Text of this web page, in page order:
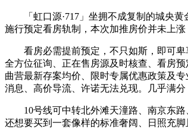
「虹口源·717」坐拥不成复制的城央黄
施行预定看房轨制，本次加推房价并未上
看房必需提前预定，不只如斯，即可卑
全方位征询、正在售房源及时核查、看房
曲营最新存案均价、限时专属优惠政策及
消息、高价导流、许诺无法兑现。几乎满分
10号线可中转北外滩天潼路、南京东路
还想要买到一套像样的标准奢阔、日照充